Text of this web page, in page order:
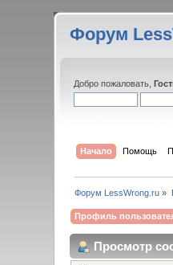
Форум
Добро пожаловать,
Начало Помощь
Форум LessWrong.ru »
Профиль
Просмотр